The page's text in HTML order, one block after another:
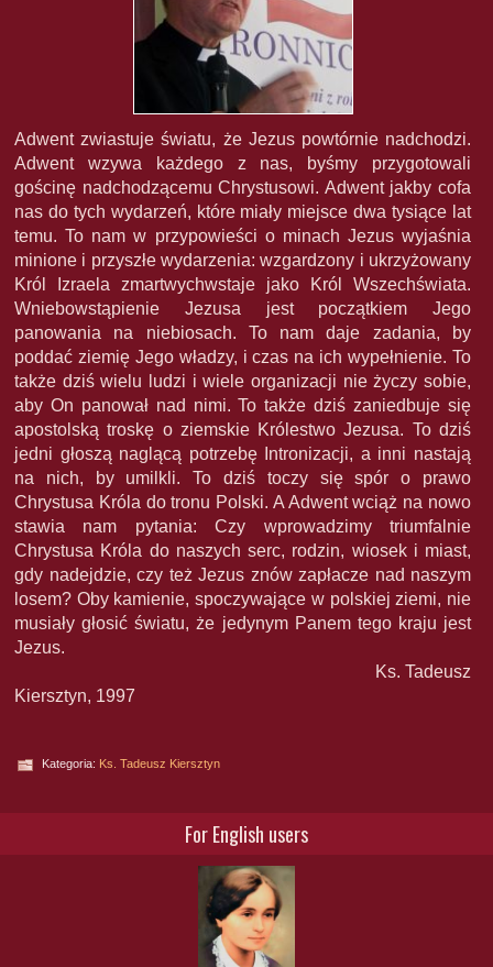
Adwent zwiastuje światu, że Jezus powtórnie nadchodzi.
Adwent wzywa każdego z nas, byśmy przygotowali
gościnę nadchodzącemu Chrystusowi. Adwent jakby cofa
nas do tych wydarzeń, które miały miejsce dwa tysiące lat
temu. To nam w przypowieści o minach Jezus wyjaśnia
minione i przyszłe wydarzenia: wzgardzony i ukrzyżowany
Król Izraela zmartwychwstaje jako Król Wszechświata.
Wniebowstąpienie Jezusa jest początkiem Jego
panowania na niebiosach. To nam daje zadania, by
poddać ziemię Jego władzy, i czas na ich wypełnienie. To
także dziś wielu ludzi i wiele organizacji nie życzy sobie,
aby On panował nad nimi. To także dziś zaniedbuje się
apostolską troskę o ziemskie Królestwo Jezusa. To dziś
jedni głoszą naglącą potrzebę Intronizacji, a inni nastają
na nich, by umilkli. To dziś toczy się spór o prawo
Chrystusa Króla do tronu Polski. A Adwent wciąż na nowo
stawia nam pytania: Czy wprowadzimy triumfalnie
Chrystusa Króla do naszych serc, rodzin, wiosek i miast,
gdy nadejdzie, czy też Jezus znów zapłacze nad naszym
losem? Oby kamienie, spoczywające w polskiej ziemi, nie
musiały głosić światu, że jedynym Panem tego kraju jest
Jezus.
Ks. Tadeusz
Kiersztyn, 1997
Kategoria: Ks. Tadeusz Kiersztyn
For English users